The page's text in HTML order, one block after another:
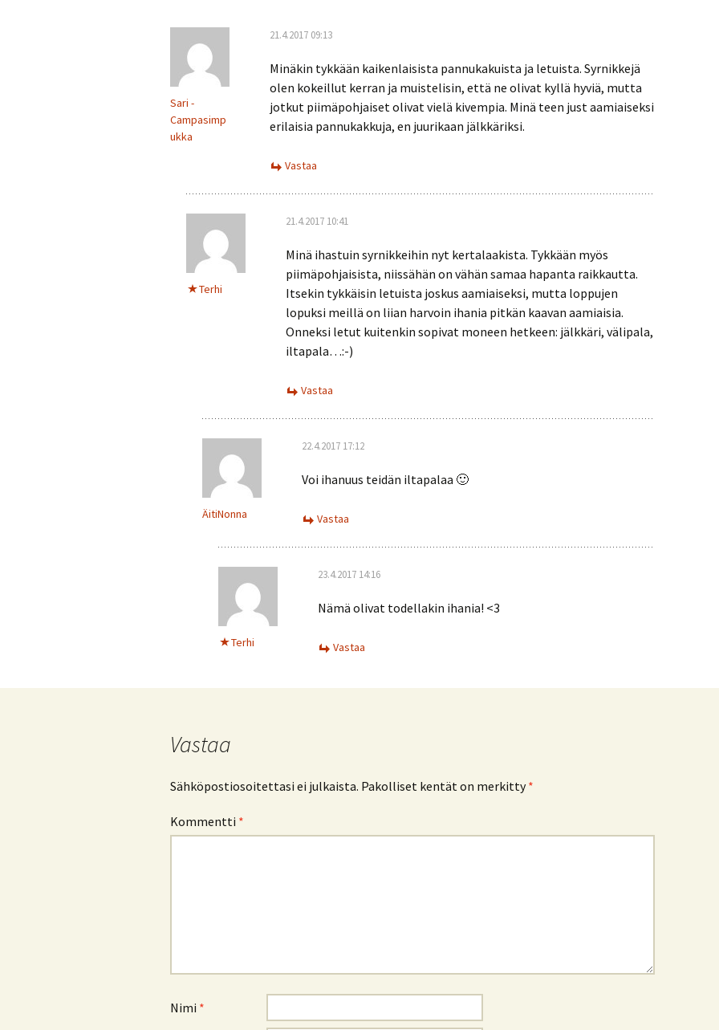
Sari -
Campasimp
ukka
21.4.2017 09:13
Minäkin tykkään kaikenlaisista pannukakuista ja letuista. Syrnikkejä
olen kokeillut kerran ja muistelisin, että ne olivat kyllä hyviä, mutta
jotkut piimäpohjaiset olivat vielä kivempia. Minä teen just aamiaiseksi
erilaisia pannukakkuja, en juurikaan jälkkäriksi.
Vastaa
Terhi
21.4.2017 10:41
Minä ihastuin syrnikkeihin nyt kertalaakista. Tykkään myös
piimäpohjaisista, niissähän on vähän samaa hapanta raikkautta.
Itsekin tykkäisin letuista joskus aamiaiseksi, mutta loppujen
lopuksi meillä on liian harvoin ihania pitkän kaavan aamiaisia.
Onneksi letut kuitenkin sopivat moneen hetkeen: jälkkäri, välipala,
iltapala…:-)
Vastaa
ÄitiNonna
22.4.2017 17:12
Voi ihanuus teidän iltapalaa 🙂
Vastaa
Terhi
23.4.2017 14:16
Nämä olivat todellakin ihania! <3
Vastaa
Vastaa
Sähköpostiosoitettasi ei julkaista. Pakolliset kentät on merkitty*
Kommentti *
Nimi *